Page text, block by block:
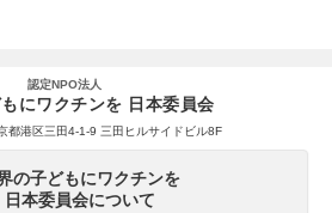
認定NPO法人
にワクチンを 日本委員会
港区三田4-1-9 三田ヒルサイドビル8F
の子どもにワクチンを
日本委員会について